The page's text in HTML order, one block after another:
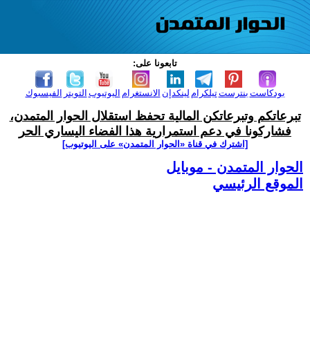
تابعونا على:
الفيسبوك التويتر اليوتيوب الانستغرام لينكدإن تيلكرامبنترست بودكاست
تبرعاتكم وتبرعاتكن المالية تحفظ استقلال الحوار المتمدن،
فشاركونا في دعم استمرارية هذا الفضاء اليساري الحر
[اشترك في قناة ‫«الحوار المتمدن» على اليوتيوب]
الحوار المتمدن - موبايل
الموقع الرئيسي